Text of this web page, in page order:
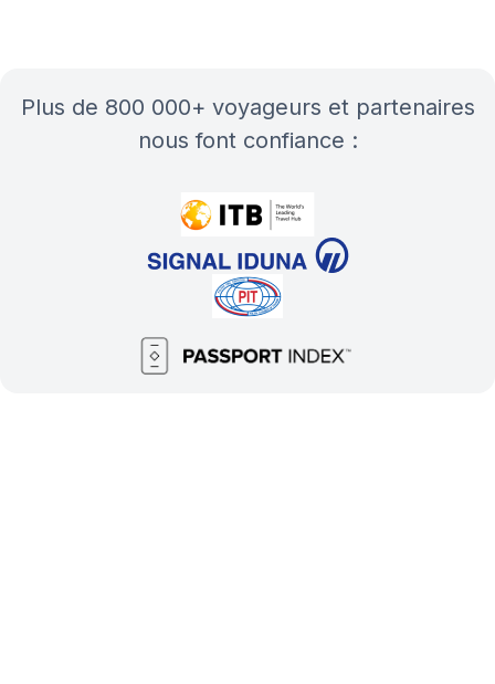
plus de 800 000+ voyageurs et partenaires
nous font confiance :